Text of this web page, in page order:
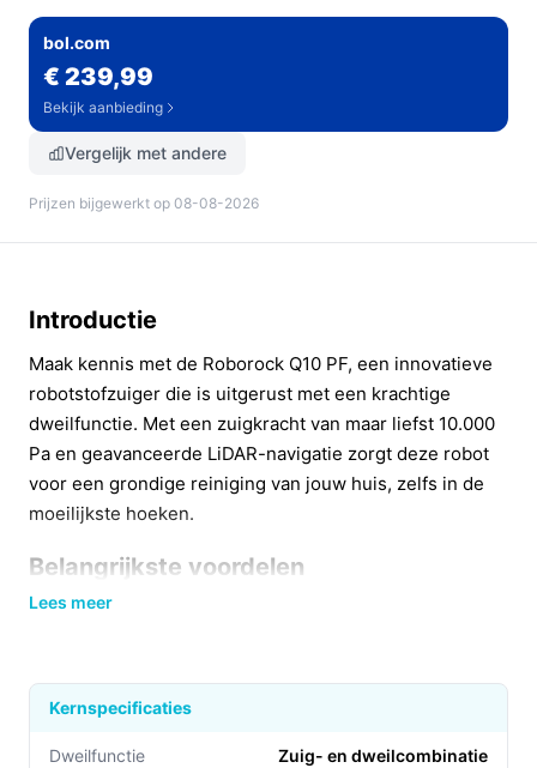
bol.com
€ 239,99
Bekijk aanbieding
Vergelijk met andere
Prijzen bijgewerkt op 08-08-2026
Introductie
Maak kennis met de Roborock Q10 PF, een innovatieve
robotstofzuiger die is uitgerust met een krachtige
dweilfunctie. Met een zuigkracht van maar liefst 10.000
Pa en geavanceerde LiDAR-navigatie zorgt deze robot
voor een grondige reiniging van jouw huis, zelfs in de
moeilijkste hoeken.
Belangrijkste voordelen
De Roborock Q10 PF biedt diverse voordelen die het
Krachtige zuigkracht:De HyperForce zuigkracht
van 10.000 Pa verwijdert moeiteloos vuil, haren en
stof uit alle soorten vloeren.
Lees meer
Kernspecificaties
Dweilfunctie Zuig- en dweilcombinatie​